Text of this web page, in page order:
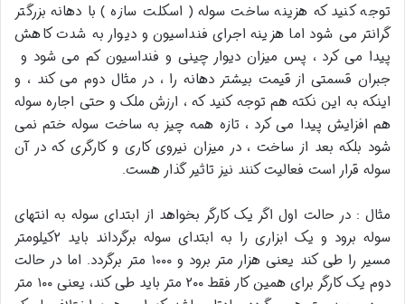
توجه کنید که هزینه ساخت سوله ( اسکلت سازه ) با دهانه بزرگتر
گرانتر می شود اما هزینه اجرای فنداسیون و دیوار به شدت کاهش
پیدا می کرد ، پس میزان دیوار چینی و فنداسیون کم می شود و
جبران قسمتی از قیمت بیشتر دهانه را ، در مثال دوم می کند ، و
اینکه به این نکته هم توجه کنید که ، ارزش ملک و حتی اجاره سوله
هم افزایش پیدا می کرد ، تازه همه چیز به ساخت سوله ختم نمی
شود بلکه بعد از ساخت ، در میزان نیروی کاری و کارگری که در آن
سوله قرار است فعالیت کنند نیز تاثیر گذار هست.
مثال : در حالت اول اگر یک کارگر بخواهد از ابتدای سوله به انتهای
سوله برود و یک ابزاری را به ابتدای سوله برگرداند باید ۲کیلومتر
مسیر را طی کند یعنی هزار متر برود و ۱۰۰۰ متر برگردد. اما در حالت
دوم یک کارگر برای همین کار فقط ۲۰۰ متر باید طی کند، یعنی ۱۰۰ متر